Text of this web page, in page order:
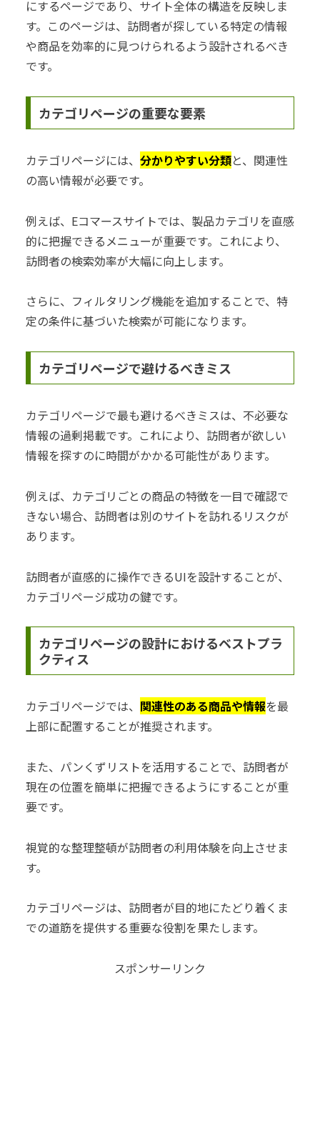
にするページであり、サイト全体の構造を反映しま
す。このページは、訪問者が探している特定の情報
や商品を効率的に見つけられるよう設計されるべき
です。
カテゴリページの重要な要素
カテゴリページには、 分かりやすい分類と、関連性
の高い情報が必要です。
例えば、Eコマースサイトでは、製品カテゴリを直感
的に把握できるメニューが重要です。これにより、
訪問者の検索効率が大幅に向上します。
さらに、フィルタリング機能を追加することで、特
定の条件に基づいた検索が可能になります。
カテゴリページで避けるべきミス
カテゴリページで最も避けるべきミスは、不必要な
情報の過剰掲載です。これにより、訪問者が欲しい
情報を探すのに時間がかかる可能性があります。
例えば、カテゴリごとの商品の特徴を一目で確認で
きない場合、訪問者は別のサイトを訪れるリスクが
あります。
訪問者が直感的に操作できるUIを設計することが、
カテゴリページ成功の鍵です。
カテゴリページの設計におけるベストプラ
クティス
カテゴリページでは、 関連性のある商品や情報を最
上部に配置することが推奨されます。
また、パンくずリストを活用することで、訪問者が
現在の位置を簡単に把握できるようにすることが重
要です。
視覚的な整理整頓が訪問者の利用体験を向上させま
す。
カテゴリページは、訪問者が目的地にたどり着くま
での道筋を提供する重要な役割を果たします。
スポンサーリンク